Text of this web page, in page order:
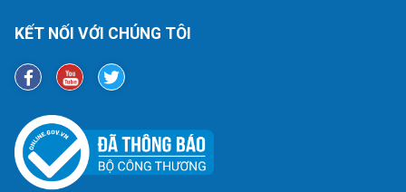
KẾT NỐI VỚI CHÚNG TÔI